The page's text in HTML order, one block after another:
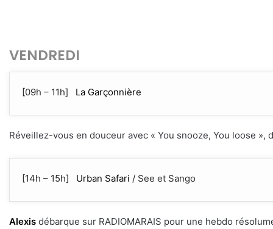
VENDREDI
[09h – 11h] La Garçonnière
Réveillez-vous en douceur avec « You snooze, You loose »,
[14h – 15h] Urban Safari / See et Sango
Alexis débarque sur RADIOMARAIS pour une hebdo